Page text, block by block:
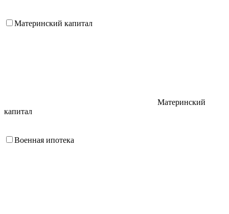
Материнский капитал
Материнский
капитал
Военная ипотека